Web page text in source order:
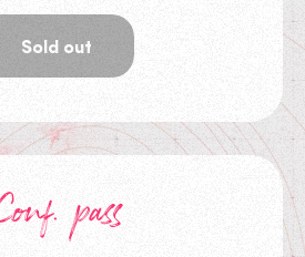
Sold out
Conf.
pass